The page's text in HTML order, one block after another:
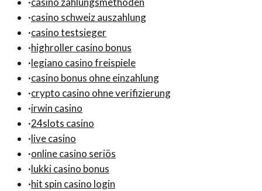
·casino schweiz auszahlung
·casino testsieger
·highroller casino bonus
·legiano casino freispiele
·casino bonus ohne einzahlung
·crypto casino ohne verifizierung
·irwin casino
·24slots casino
·live casino
·online casino seriös
·lukki casino bonus
·hit spin casino login